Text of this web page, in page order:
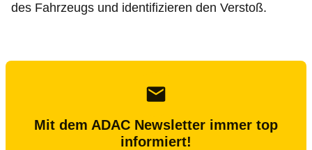
des Fahrzeugs und identifizieren den Verstoß.
Mit dem ADAC Newsletter immer top
informiert!